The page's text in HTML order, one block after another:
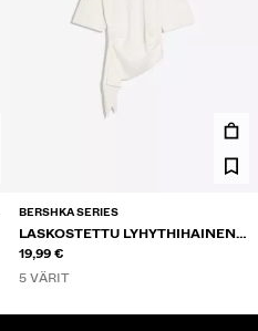
BERSHKA SERIES
LASKOSTETTU LYHYTHIHAINEN
T-PAITA
19,99 €
5 VÄRIT